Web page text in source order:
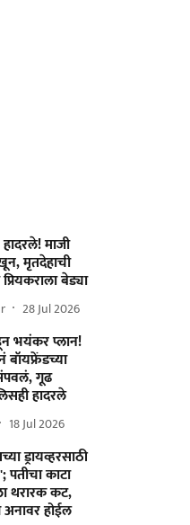
माजी
मृतदेहाची
बेड्या
28 Jul 2026
भयंकर प्लान!
बॉयफ्रेंडच्या
गूढ
हादरले
18 Jul 2026
ड्रायव्हरसाठी
पतीचा काटा
थरारक कट,
होईल